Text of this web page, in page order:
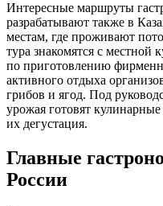
Интересные маршруты
разрабатывают также в
местам, где проживают
тура знакомятся с местной
по приготовлению
активного отдыха
грибов и ягод. Под
урожая готовят
их дегустация.
Главные
России